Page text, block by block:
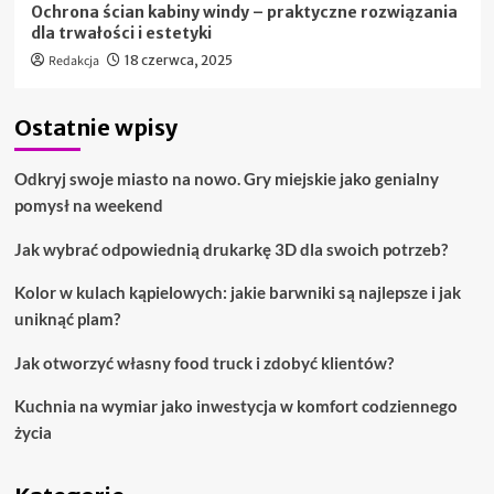
Ochrona ścian kabiny windy – praktyczne rozwiązania
dla trwałości i estetyki
Redakcja 18 czerwca, 2025
Ostatnie wpisy
Odkryj swoje miasto na nowo. Gry miejskie jako genialny
pomysł na weekend
Jak wybrać odpowiednią drukarkę 3D dla swoich potrzeb?
Kolor w kulach kąpielowych: jakie barwniki są najlepsze i jak
uniknąć plam?
Jak otworzyć własny food truck i zdobyć klientów?
Kuchnia na wymiar jako inwestycja w komfort codziennego
życia